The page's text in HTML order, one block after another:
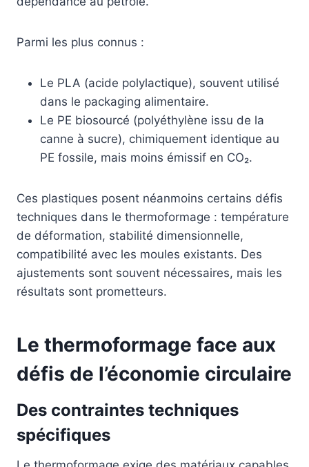
Parmi les plus connus :
Le PLA (acide polylactique), souvent utilisé
dans le packaging alimentaire.
Le PE biosourcé (polyéthylène issu de la
canne à sucre), chimiquement identique au
PE fossile, mais moins émissif en CO₂.
Ces plastiques posent néanmoins certains défis
techniques dans le thermoformage : température
de déformation, stabilité dimensionnelle,
compatibilité avec les moules existants. Des
ajustements sont souvent nécessaires, mais les
résultats sont prometteurs.
Le thermoformage face aux
défis de l’économie circulaire
Des contraintes techniques
spécifiques